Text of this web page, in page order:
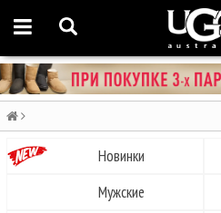
Новинки
Мужские